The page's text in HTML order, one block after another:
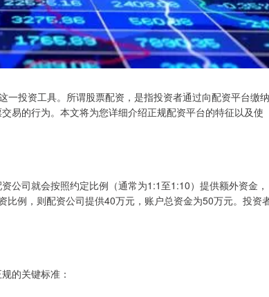
投资工具。所谓股票配资，是指投资者通过向配资平台缴纳
易的行为。本文将为您详细介绍正规配资平台的特征以及使
公司就会按照约定比例（通常为1:1至1:10）提供额外资金，
例，则配资公司提供40万元，账户总资金为50万元。投资
的关键标准：